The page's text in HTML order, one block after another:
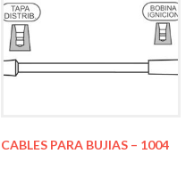
CABLES PARA BUJIAS – 1004